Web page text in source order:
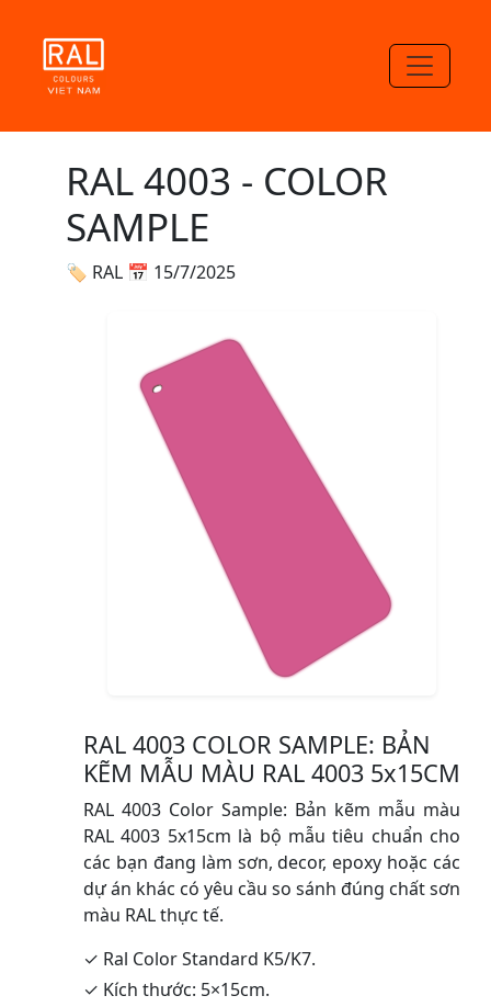
RAL 4003 - COLOR
SAMPLE
🏷 RAL 📅 15/7/2025
RAL 4003 COLOR SAMPLE: BẢN
KẼM MẪU MÀU RAL 4003 5x15CM
RAL 4003 Color Sample: Bản kẽm mẫu màu
RAL 4003 5x15cm là bộ mẫu tiêu chuẩn cho
các bạn đang làm sơn, decor, epoxy hoặc các
dự án khác có yêu cầu so sánh đúng chất sơn
màu RAL thực tế.
✓ Ral Color Standard K5/K7.
✓ Kích thước: 5×15cm.